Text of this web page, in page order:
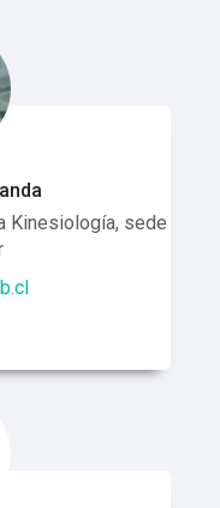
Kinesiología, sede